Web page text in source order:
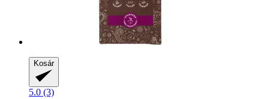
Kosár
5.0 (3)